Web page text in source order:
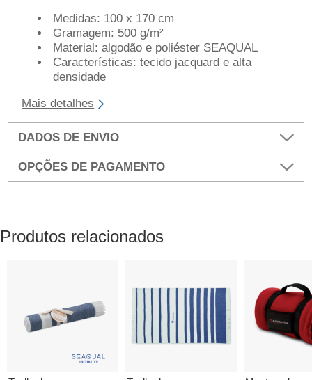
Medidas: 100 x 170 cm
Gramagem: 500 g/m²
Material: algodão e poliéster SEAQUAL
Características: tecido jacquard e alta
densidade
Mais detalhes
DADOS DE ENVIO
OPÇÕES DE PAGAMENTO
Produtos relacionados